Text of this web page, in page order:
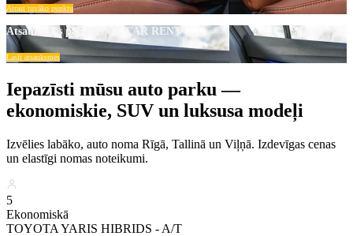
Atrast tuvāko punktu
Atsauksmes par PRIME CAR RENT
Lasīt atsauksmes
Iepazīsti mūsu auto parku —
ekonomiskie, SUV un luksusa modeļi
Izvēlies labāko, auto noma Rīgā, Tallinā un Viļņā. Izdevīgas cenas
un elastīgi nomas noteikumi.
5
Ekonomiskā
TOYOTA YARIS HIBRIDS - A/T